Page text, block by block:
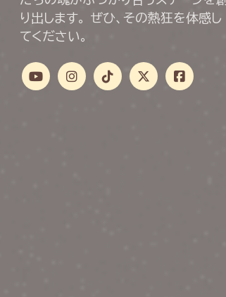
り出します。 ぜひ、その熱狂を体感し
てください。